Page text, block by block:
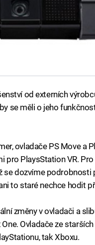
od externích
se měli o jeho
ovladače PS Move a
pro PlaysStation VR.
dozvíme podrobnosti
to staré nechce hodit
změny v ovladači a
Ovladače ze
tak Xboxu.